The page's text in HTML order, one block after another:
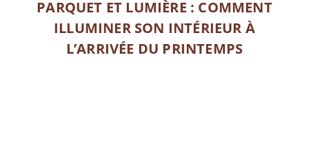
PARQUET ET LUMIÈRE : COMMENT
ILLUMINER SON INTÉRIEUR À
L’ARRIVÉE DU PRINTEMPS